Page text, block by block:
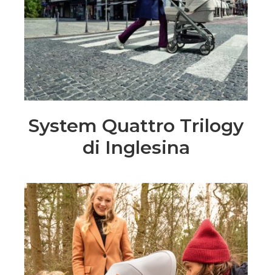
System Quattro Trilogy
di Inglesina